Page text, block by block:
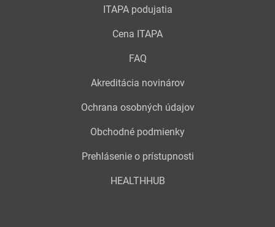
ITAPA podujatia
Cena ITAPA
FAQ
Akreditácia novinárov
Ochrana osobných údajov
Obchodné podmienky
Prehlásenie o prístupnosti
HEALTHHUB